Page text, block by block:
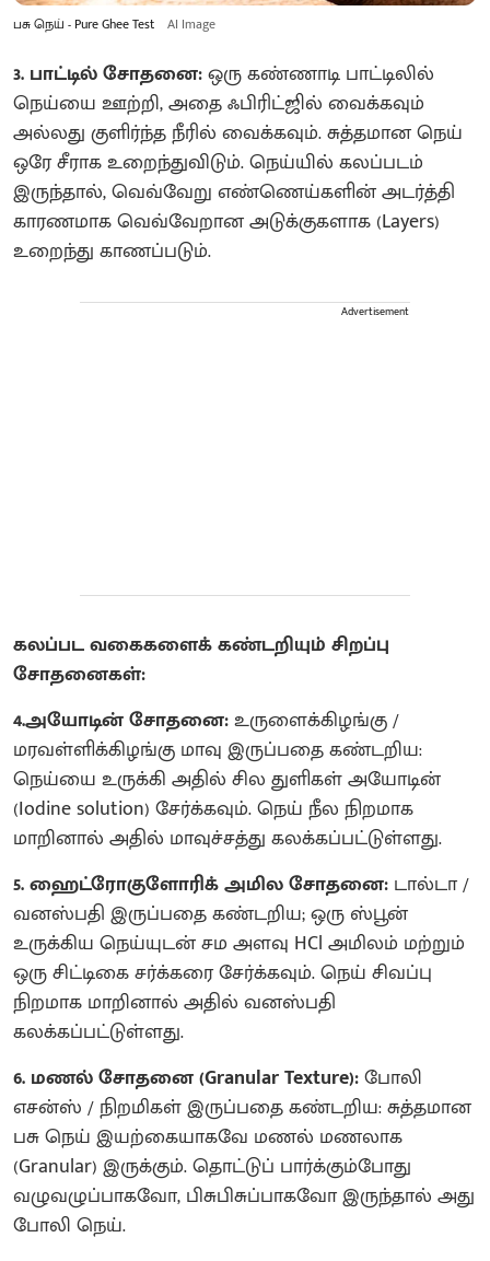
பசு நெய் - Pure Ghee Test AI Image
3. பாட்டில் சோதனை:ஒரு கண்ணாடி பாட்டிலில்
நெய்யை ஊற்றி, அதை ஃபிரிட்ஜில் வைக்கவும்
அல்லது குளிர்ந்த நீரில் வைக்கவும். சுத்தமான நெய்
ஒரே சீராக உறைந்துவிடும். நெய்யில் கலப்படம்
இருந்தால், வெவ்வேறு எண்ணெய்களின் அடர்த்தி
காரணமாக வெவ்வேறான அடுக்குகளாக (Layers)
உறைந்து காணப்படும்.
Advertisement
கலப்பட வகைகளைக் கண்டறியும் சிறப்பு
சோதனைகள்:
4.அயோடின் சோதனை:உருளைக்கிழங்கு /
மரவள்ளிக்கிழங்கு மாவு இருப்பதை கண்டறிய:
நெய்யை உருக்கி அதில் சில துளிகள் அயோடின்
(Iodine solution) சேர்க்கவும். நெய் நீல நிறமாக
மாறினால் அதில் மாவுச்சத்து கலக்கப்பட்டுள்ளது.
5. ஹைட்ரோகுளோரிக் அமில சோதனை: டால்டா /
வனஸ்பதி இருப்பதை கண்டறிய; ஒரு ஸ்பூன்
உருக்கிய நெய்யுடன் சம அளவு HCl அமிலம் மற்றும்
ஒரு சிட்டிகை சர்க்கரை சேர்க்கவும். நெய் சிவப்பு
நிறமாக மாறினால் அதில் வனஸ்பதி
கலக்கப்பட்டுள்ளது.
6. மணல் சோதனை (Granular Texture):போலி
எசன்ஸ் / நிறமிகள் இருப்பதை கண்டறிய: சுத்தமான
பசு நெய் இயற்கையாகவே மணல் மணலாக
(Granular) இருக்கும். தொட்டுப் பார்க்கும்போது
வழுவழுப்பாகவோ, பிசுபிசுப்பாகவோ இருந்தால் அது
போலி நெய்.